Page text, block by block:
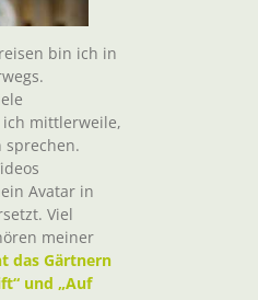
bin ich in
mittlerweile,
sprechen.
Avatar in
Viel
meiner
das Gärtnern
und „Auf